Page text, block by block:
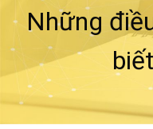
Những